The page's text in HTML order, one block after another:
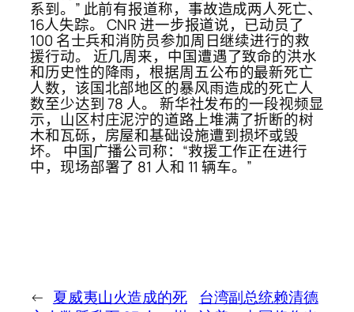
系到。” 此前有报道称，事故造成两人死亡、
16人失踪。 CNR 进一步报道说，已动员了
100 名士兵和消防员参加周日继续进行的救
援行动。 近几周来，中国遭遇了致命的洪水
和历史性的降雨，根据周五公布的最新死亡
人数，该国北部地区的暴风雨造成的死亡人
数至少达到 78 人。 新华社发布的一段视频显
示，山区村庄泥泞的道路上堆满了折断的树
木和瓦砾，房屋和基础设施遭到损坏或毁
坏。 中国广播公司称：“救援工作正在进行
中，现场部署了 81 人和 11 辆车。”
← 夏威夷山火造成的死
台湾副总统赖清德